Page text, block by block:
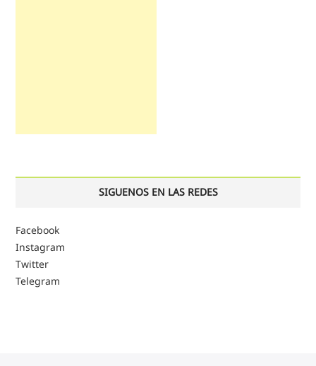
SIGUENOS EN LAS REDES
Facebook
Instagram
Twitter
Telegram